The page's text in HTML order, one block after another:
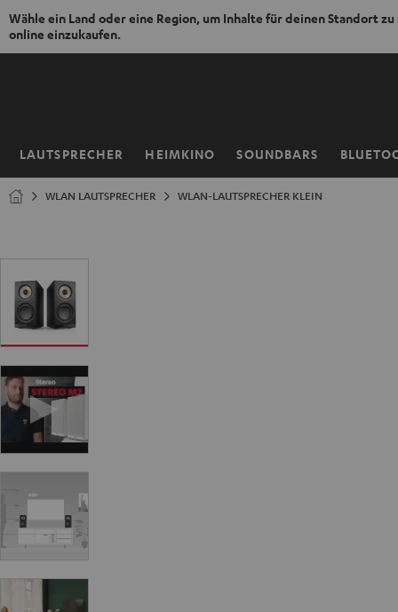
Wähle ein Land oder eine Region, um Inhalte für deinen Standort zu
online einzukaufen.
ZUM
LAUTSPRECHER HEIMKINO SOUNDBARS
Startseite
WLAN LAUTSPRECHER WLAN-LAUTSPRECHER KLEIN